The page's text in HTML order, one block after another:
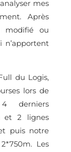
mes
Après
modifié ou
du Logis,
lors de
derniers
et 2 lignes
puis notre
Les